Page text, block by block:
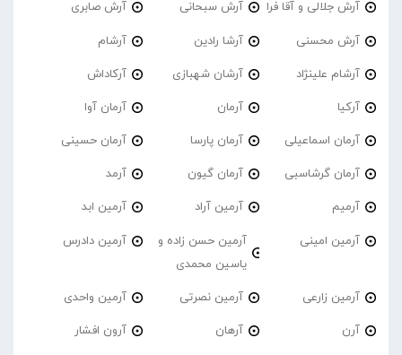
آرش جلالی و آقا فرا آرش سبحانی آرش صابری
آرش محسنی آرشا رادین آرشام
آرشام علینژاد آرشان شهبازی آرکاداش
آرکیا آرمان آرمان آوا
آرمان اسماعیلی آرمان پارسا آرمان حسینی
آرمان گرشاسبی آرمان گیون آرمد
آرمیم آرمین آراد آرمین ابد
آرمین امینی
آرمین حسن زاده و
یاسین محمدی
آرمین دادرس
آرمین زارعی آرمین نصرتی آرمین واحدی
آرن آرهان آرون افشار